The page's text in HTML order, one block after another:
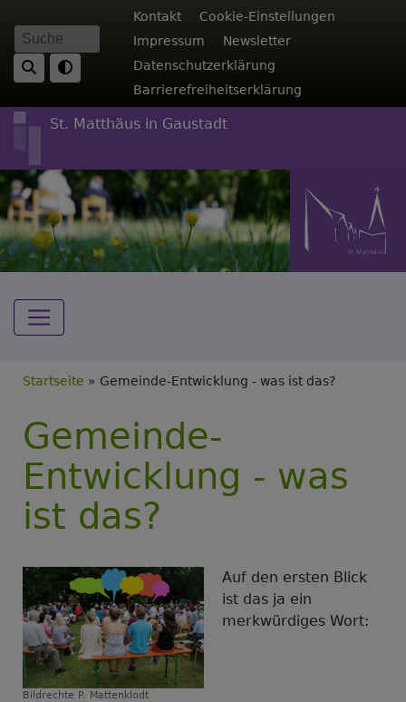
zum
Inhalt
Suche
Fußbereichsmenü
Kontakt
Cookie-Einstellungen
Impressum
Newsletter
Datenschutzerklärung
Barrierefreiheitserklärung
St. Matthäus in Gaustadt
Hauptnavigation
Breadcrumb
Startseite Gemeinde-Entwicklung - was ist das?
Gemeinde-
Entwicklung - was
ist das?
Bildrechte P. Mattenklodt
Auf den ersten Blick
ist das ja ein
merkwürdiges Wort: